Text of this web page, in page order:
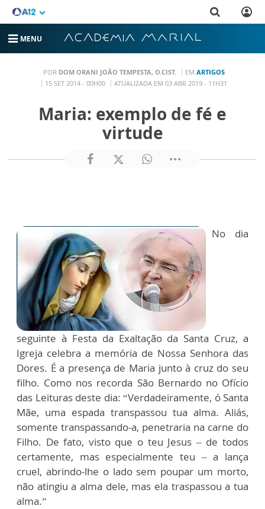
MENU
POR DOM ORANI JOÃO TEMPESTA, O.CIST. EM ARTIGOS
15 SET 2014 - 00H00
ATUALIZADA EM 03 ABR 2019 - 11H31
Maria: exemplo de fé e
virtude
No dia
seguinte à Festa da Exaltação da Santa Cruz, a
Igreja celebra a memória de Nossa Senhora das
Dores. É a presença de Maria junto à cruz do seu
filho. Como nos recorda São Bernardo no Ofício
das Leituras deste dia: “Verdadeiramente, ó Santa
Mãe, uma espada transpassou tua alma. Aliás,
somente transpassando-a, penetraria na carne do
Filho. De fato, visto que o teu Jesus – de todos
certamente, mas especialmente teu – a lança
cruel, abrindo-lhe o lado sem poupar um morto,
não atingiu a alma dele, mas ela traspassou a tua
alma.”